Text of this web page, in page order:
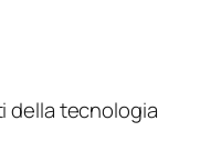
della tecnologia